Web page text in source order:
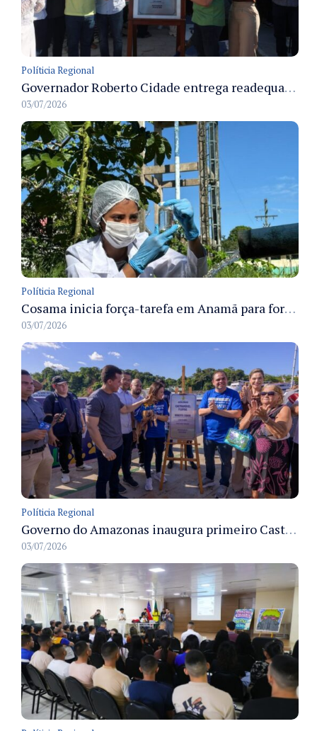
Políticia Regional
Governador Roberto Cidade entrega readequação do ambulatório da FCecon e amplia capacidade de atendimento oncológico em Manaus
03/07/2026
Políticia Regional
Cosama inicia força-tarefa em Anamã para fortalecer abastecimento de água e segurança hídrica da população
03/07/2026
Políticia Regional
Governo do Amazonas inaugura primeiro Castramóvel Fluvial para atendimento veterinário às comunidades ribeirinhas e castração gratuita
03/07/2026